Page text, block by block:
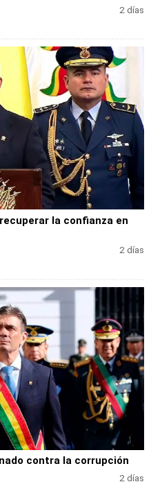
2 días
la confianza en
2 días
contra la corrupción
2 días